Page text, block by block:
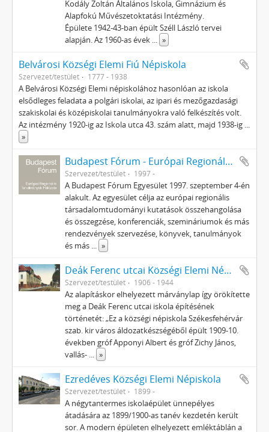
Kodály Zoltán Általános Iskola, Gimnázium és
Alapfokú Művészetoktatási Intézmény.
Épülete 1942-43-ban épült Széll László tervei
alapján. Az 1960-as évek ... »
Belvárosi Községi Elemi Fiú Népiskola
Szervezet/testület 1777 - 1938
A Belvárosi Községi Elemi népiskolához hasonlóan az iskola
elsődleges feladata a polgári iskolai, az ipari és mezőgazdasági
szakiskolai és középiskolai tanulmányokra való felkészítés volt.
Az intézmény 1920-ig az Iskola utca 43. szám alatt, majd 1938-ig ...
»
Budapest Fórum - Európai Regionális Tanulmányok Hálózata
Szervezet/testület 1997 -
A Budapest Fórum Egyesület 1997. szeptember 4-én
alakult. Az egyesület célja az európai regionális
társadalomtudományi kutatások összehangolása
és összegzése, konferenciák, szemináriumok és más
rendezvények szervezése, könyvek, tanulmányok
és más ... »
Deák Ferenc utcai Községi Elemi Népiskola
Szervezet/testület 1906 - 1944
Az alapításkor elhelyezett márványlap így örökítette
meg a Deák Ferenc utcai iskola építésének
történetét: „Ez a községi népiskola Székesfehérvár
szab. kir város áldozatkészségéből épült 1909-10.
években gróf Apponyi Albert és gróf Zichy János,
vallás- ... »
Ezredéves Községi Elemi Népiskola
Szervezet/testület 1899 -
A négytantermes iskolaépület ünnepélyes
átadására az 1899/1900-as tanév kezdetén került
sor. A modern épületen elhelyezett emléktáblán a